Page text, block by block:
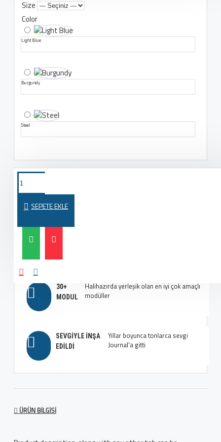
Size
Color
Light Blue
Burgundy
Steel
SEPETE EKLE
EN İYI TIPOGRAFI
30+
MODUL
Halihazırda yerleşik olan en iyi çok amaçlı
modüller
SEVGIYLE İNŞA
EDILDI
Yıllar boyunca tonlarca sevgi
Journal'a gitti
ÜRÜN BILGISI